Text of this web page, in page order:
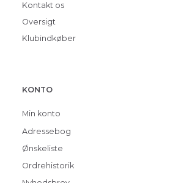
Kontakt os
Oversigt
Klubindkøber
KONTO
Min konto
Adressebog
Ønskeliste
Ordrehistorik